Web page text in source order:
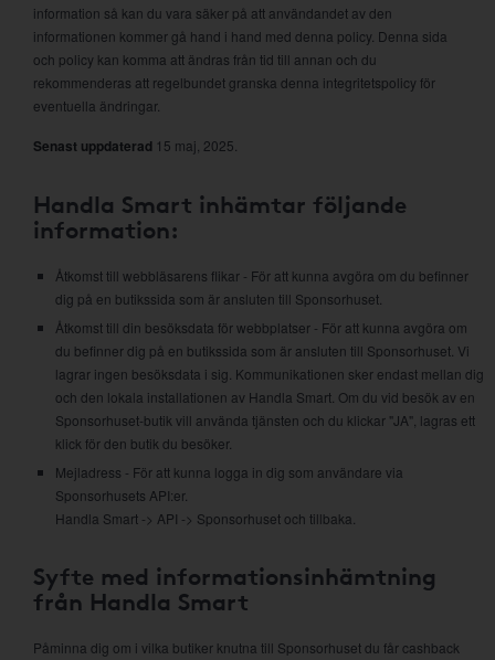
information så kan du vara säker på att användandet av den
informationen kommer gå hand i hand med denna policy. Denna sida
och policy kan komma att ändras från tid till annan och du
rekommenderas att regelbundet granska denna integritetspolicy för
eventuella ändringar.
Senast uppdaterad 15 maj, 2025.
Handla Smart inhämtar följande
information:
Åtkomst till webbläsarens flikar - För att kunna avgöra om du befinner
dig på en butikssida som är ansluten till Sponsorhuset.
Åtkomst till din besöksdata för webbplatser - För att kunna avgöra om
du befinner dig på en butikssida som är ansluten till Sponsorhuset. Vi
lagrar ingen besöksdata i sig. Kommunikationen sker endast mellan dig
och den lokala installationen av Handla Smart. Om du vid besök av en
Sponsorhuset-butik vill använda tjänsten och du klickar "JA", lagras ett
klick för den butik du besöker.
Mejladress - För att kunna logga in dig som användare via
Sponsorhusets API:er.
Handla Smart -> API -> Sponsorhuset och tillbaka.
Syfte med informationsinhämtning
från Handla Smart
Påminna dig om i vilka butiker knutna till Sponsorhuset du får cashback